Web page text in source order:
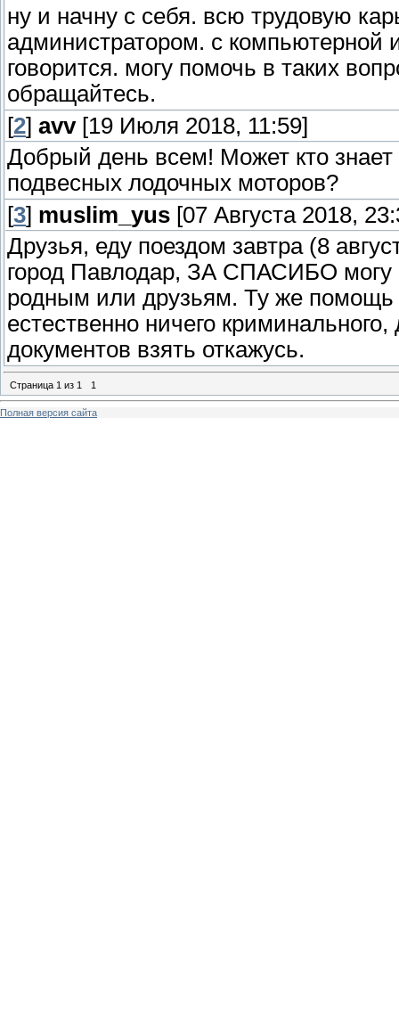
ну и начну с себя. всю трудовую
администратором. с компьютерной
говорится. могу помочь в таких
обращайтесь.
[2] avv[19 Июля 2018, 11:59]
Добрый день всем! Может кто
подвесных лодочных моторов?
[3] muslim_yus [07 Августа 2018,
Друзья, еду поездом завтра (8
город Павлодар, ЗА СПАСИБО могу
родным или друзьям. Ту же помощь
естественно ничего
документов взять откажусь.
Страница 1 из 1 1
Полная версия сайта